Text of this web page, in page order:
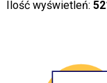
Ilość wyświetleń: